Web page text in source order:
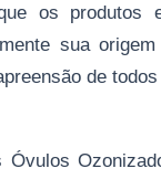
os produtos
sua
de